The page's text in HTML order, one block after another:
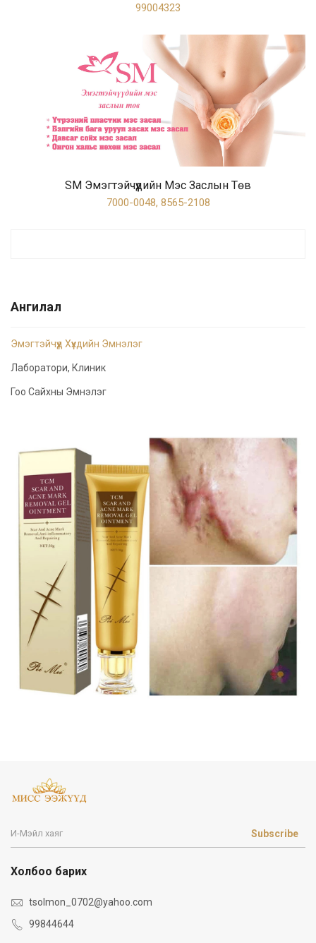
Ангилал
Эмэгтэйчүүд Хүүхдийн Эмнэлэг
Лаборатори, Клиник
Гоо Сайхны Эмнэлэг
99004323
SM Эмэгтэйчүүдийн Мэс Заслын Төв
7000-0048, 8565-2108
Subscribe
Холбоо барих
tsolmon_0702@yahoo.com
99844644